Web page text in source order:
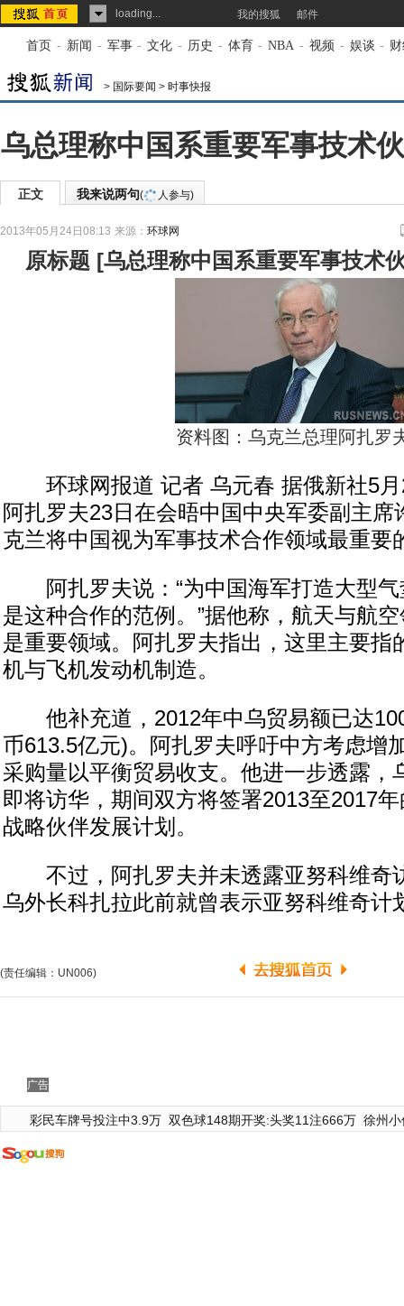
loading... 我的搜狐 邮件
首页 - 新闻 - 军事 - 文化 - 历史 - 体育 - NBA - 视频 - 娱谈 -
> 国际要闻 > 时事快报
乌总理称中国系重要军事技术
正文 我来说两句( 人参与)
2013年05月24日08:13 来源： 环球网
原标题 [乌总理称中国系重要军事技术
资料图：乌克兰总理阿扎罗
环球网报道 记者 乌元春 据俄新社5月
阿扎罗夫23日在会晤中国中央军委副主席
克兰将中国视为军事技术合作领域最重要
阿扎罗夫说：“为中国海军打造大型气
是这种合作的范例。”据他称，航天与航
是重要领域。阿扎罗夫指出，这里主要指
机与飞机发动机制造。
他补充道，2012年中乌贸易额已达
币613.5亿元)。阿扎罗夫呼吁中方考虑增
采购量以平衡贸易收支。他进一步透露，
即将访华，期间双方将签署2013至2017
战略伙伴发展计划。
不过，阿扎罗夫并未透露亚努科维奇
乌外长科扎拉此前就曾表示亚努科维奇计
(责任编辑：UN006)
广告
彩民车牌号投注中3.9万 双色球148期开奖:头奖11注666万 徐州